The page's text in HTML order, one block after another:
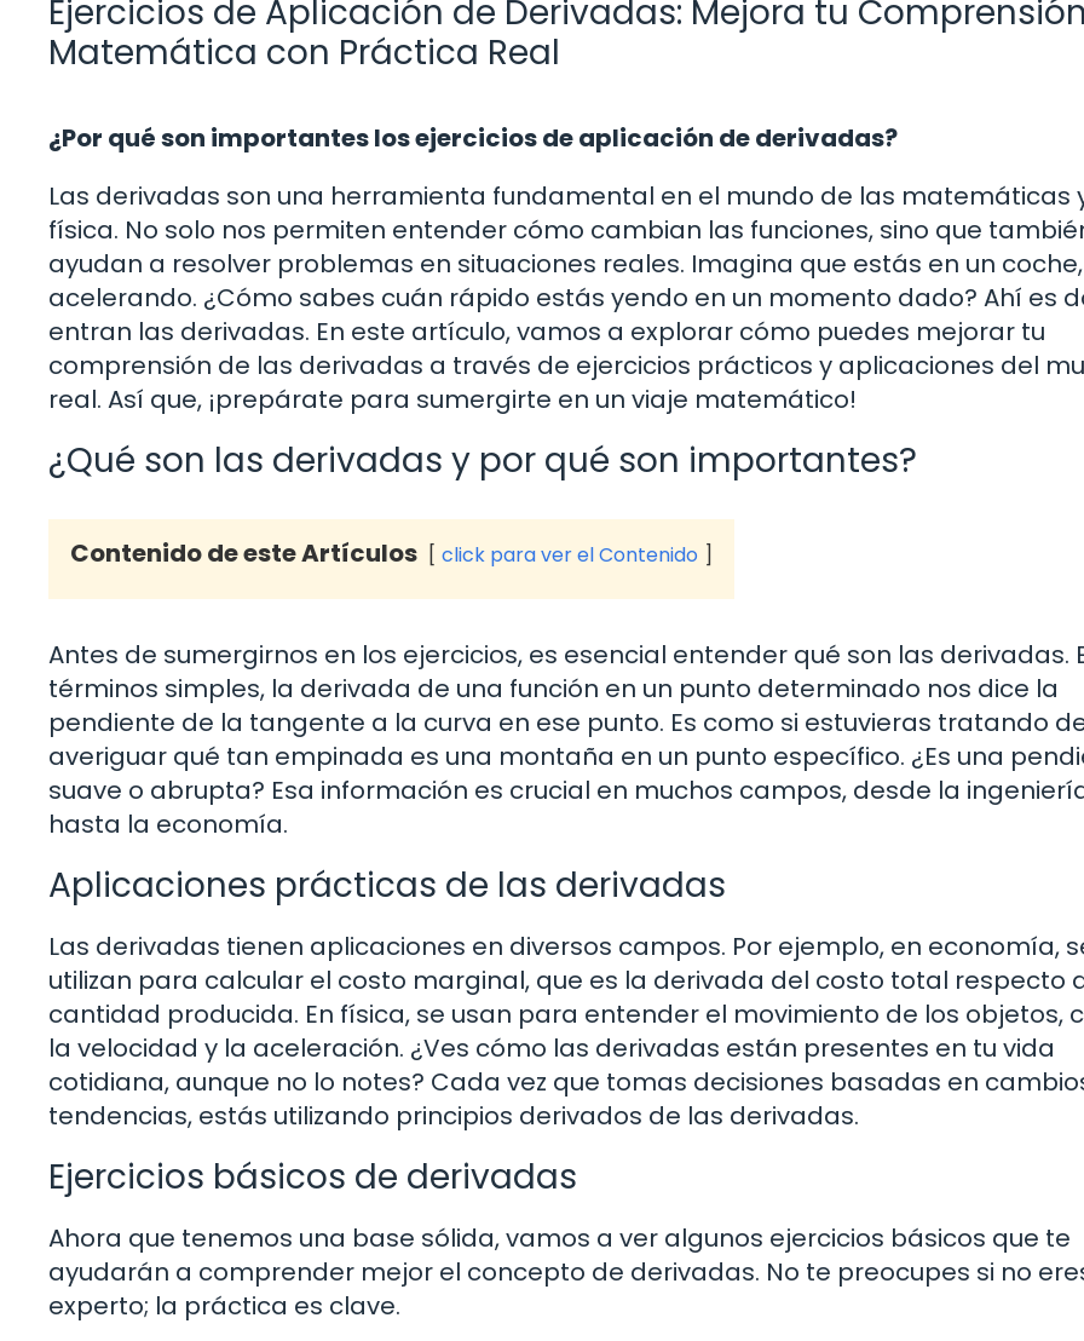
Ejercicios de Aplicación de Derivadas: Mejora tu
Matemática con Práctica Real
¿Por qué son importantes los ejercicios de aplicación de derivadas?
Las derivadas son una herramienta fundamental en el mundo de las matemáticas
física. No solo nos permiten entender cómo cambian las funciones, sino que
ayudan a resolver problemas en situaciones reales. Imagina que estás en un coche,
acelerando. ¿Cómo sabes cuán rápido estás yendo en un momento dado? Ahí es
entran las derivadas. En este artículo, vamos a explorar cómo puedes mejorar tu
comprensión de las derivadas a través de ejercicios prácticos y aplicaciones del
real. Así que, ¡prepárate para sumergirte en un viaje matemático!
¿Qué son las derivadas y por qué son importantes?
Contenido de este Artículos click para ver el Contenido
Antes de sumergirnos en los ejercicios, es esencial entender qué son las derivadas.
términos simples, la derivada de una función en un punto determinado nos dice la
pendiente de la tangente a la curva en ese punto. Es como si estuvieras tratando
averiguar qué tan empinada es una montaña en un punto específico. ¿Es una
suave o abrupta? Esa información es crucial en muchos campos, desde la
hasta la economía.
Aplicaciones prácticas de las derivadas
Las derivadas tienen aplicaciones en diversos campos. Por ejemplo, en economía,
utilizan para calcular el costo marginal, que es la derivada del costo total respecto
cantidad producida. En física, se usan para entender el movimiento de los objetos,
la velocidad y la aceleración. ¿Ves cómo las derivadas están presentes en tu vida
cotidiana, aunque no lo notes? Cada vez que tomas decisiones basadas en
tendencias, estás utilizando principios derivados de las derivadas.
Ejercicios básicos de derivadas
Ahora que tenemos una base sólida, vamos a ver algunos ejercicios básicos que te
ayudarán a comprender mejor el concepto de derivadas. No te preocupes si no
experto; la práctica es clave.